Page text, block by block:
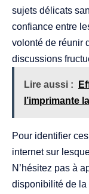
sujets délicats
confiance entre
volonté de réunir
discussions
Lire aussi :
l’imprimante
Pour identifier
internet sur
N’hésitez pas à
disponibilité de